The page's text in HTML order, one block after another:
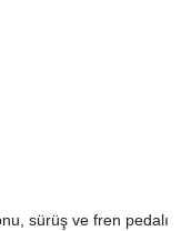
sürüş ve fren pedalı